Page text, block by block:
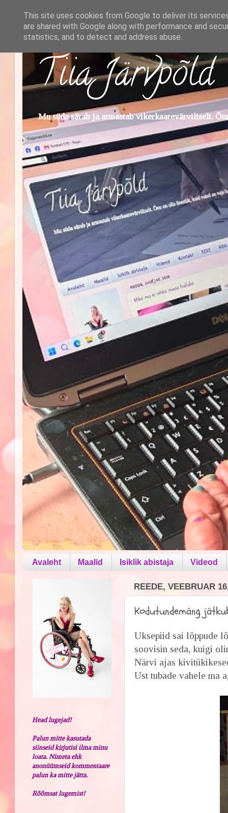
Tiia Järvpõld
Mu süda särab ja armastab vikerkaarevärviliselt.
Avaleht Maalid Isiklik abistaja Videod
REEDE, VEEBRUAR
Kodutundemäng
Uksepiid sai lõppude
soovisin seda, kuigi
Närvi ajas
Ust tubade vahele ma
Head lugejad!
Palun mitte kasutada
siinseid kirjutisi ilma minu
loata. Nimeta ehk
anonüümseid kommentaare
palun ka mitte jätta.
Rõõmsat lugemist!
This site uses cookies from Google to deliver its
are shared with Google along with performance and
statistics, and to detect and address abuse.